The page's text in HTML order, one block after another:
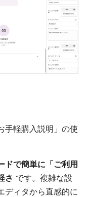
手軽購入説明」の使
ドで簡単に「ご利用
さ です。複雑な設
ディタから直感的に